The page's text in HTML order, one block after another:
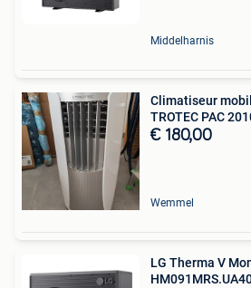
Middelharnis
Climatiseur mobile monobloc 3
€ 180,00
Wemmel
LG Therma V